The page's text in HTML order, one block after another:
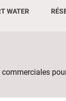
WATER